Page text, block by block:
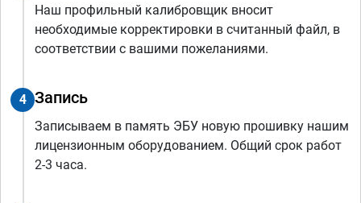
Наш профильный калибровщик вносит
необходимые корректировки в считанный файл, в
соответствии с вашими пожеланиями.
4 Запись
Записываем в память ЭБУ новую прошивку нашим
лицензионным оборудованием. Общий срок работ
2-3 часа.